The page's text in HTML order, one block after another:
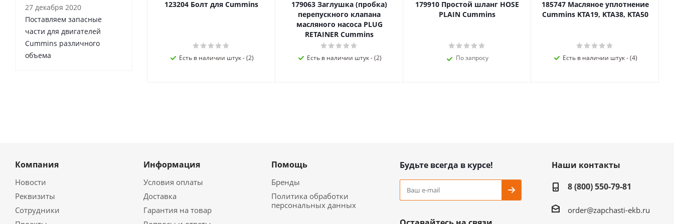
123204 Болт для Cummins
Есть в наличии штук - (2)
179063 Заглушка (пробка)
перепускного клапана
масляного насоса PLUG
RETAINER Cummins
Есть в наличии штук - (2)
179910 Простой шланг HOSE
PLAIN Cummins
По запросу
185747 Масляное уплотнение
Cummins KTA19, KTA38, KTA50
Есть в наличии штук - (4)
27 декабря 2020
Поставляем запасные
части для двигателей
Cummins различного
объема
Компания
Новости
Реквизиты
Сотрудники
Информация
Условия оплаты
Доставка
Гарантия на товар
Помощь
Бренды
Политика обработки
персональных данных
Будьте всегда в курсе!
Наши контакты
8 (800) 550-79-81
order@zapchasti-ekb.ru